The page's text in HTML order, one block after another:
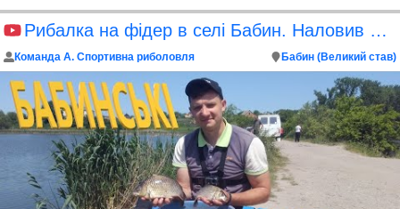
Рибалка на фідер в селі Бабин. Наловив тазик карасів
Команда А. Спортивна риболовля Бабин (Великий став)